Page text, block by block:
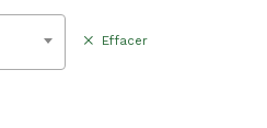
Effacer